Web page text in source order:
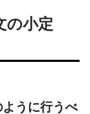
の小定
うに行うべ